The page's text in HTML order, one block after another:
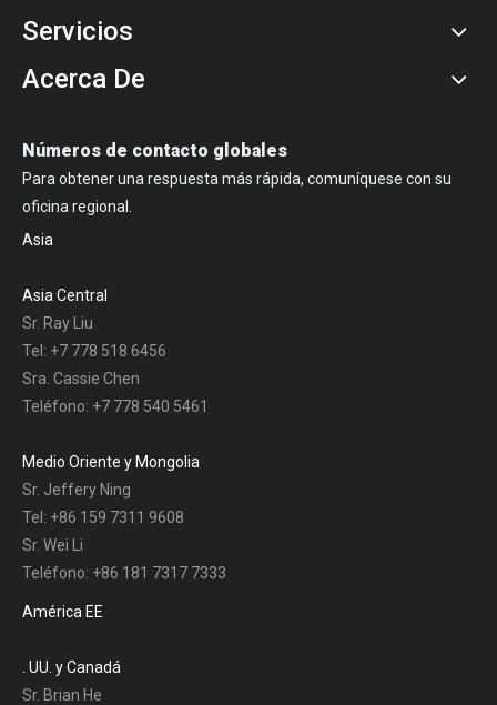
Servicios
Acerca De
Números de contacto globales
Para obtener una respuesta más rápida, comuníquese con su
oficina regional.
Asia
Asia Central
Sr. Ray Liu
Tel: +7 778 518 6456
Sra. Cassie Chen
Teléfono: +7 778 540 5461
Medio Oriente y Mongolia
Sr. Jeffery Ning
Tel: +86 159 7311 9608
Sr. Wei Li
Teléfono: +86 181 7317 7333
América EE
. UU. y Canadá
Sr. Brian He